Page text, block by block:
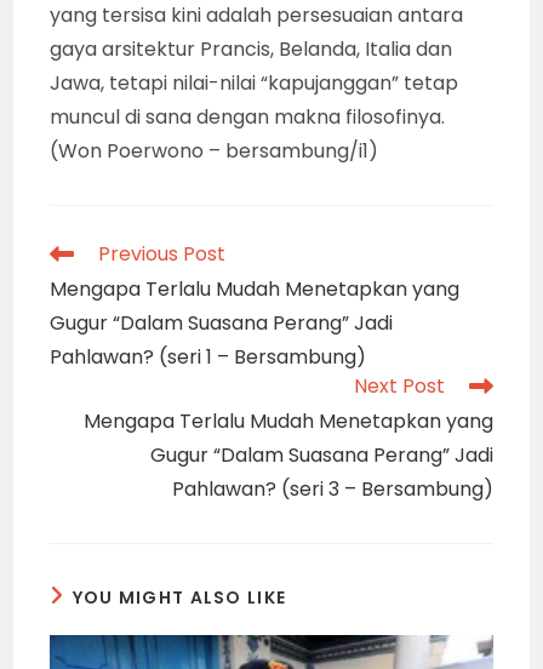
yang tersisa kini adalah persesuaian antara
gaya arsitektur Prancis, Belanda, Italia dan
Jawa, tetapi nilai-nilai “kapujanggan” tetap
muncul di sana dengan makna filosofinya.
(Won Poerwono – bersambung/i1)
Read
articles
Previous Post
Mengapa Terlalu Mudah Menetapkan yang
Gugur “Dalam Suasana Perang” Jadi
Pahlawan? (seri 1 – Bersambung)
Next Post
Mengapa Terlalu Mudah Menetapkan yang
Gugur “Dalam Suasana Perang” Jadi
Pahlawan? (seri 3 – Bersambung)
YOU MIGHT ALSO LIKE